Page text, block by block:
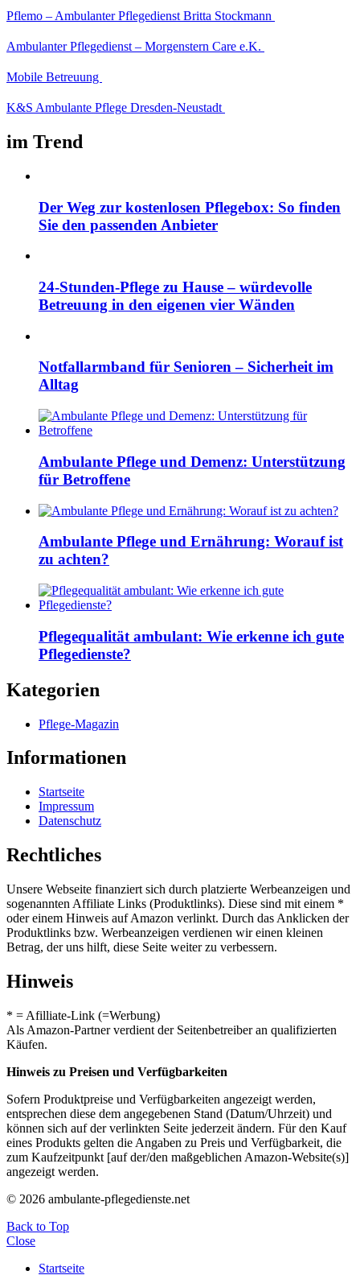
Pflemo – Ambulanter Pflegedienst Britta Stockmann
Ambulanter Pflegedienst – Morgenstern Care e.K.
Mobile Betreuung
K&S Ambulante Pflege Dresden-Neustadt
im Trend
Der Weg zur kostenlosen Pflegebox: So finden
Sie den passenden Anbieter
24-Stunden-Pflege zu Hause – würdevolle
Betreuung in den eigenen vier Wänden
Notfallarmband für Senioren – Sicherheit im
Alltag
Ambulante Pflege und Demenz: Unterstützung
für Betroffene
Ambulante Pflege und Ernährung: Worauf ist
zu achten?
Pflegequalität ambulant: Wie erkenne ich gute
Pflegedienste?
Kategorien
Pflege-Magazin
Informationen
Startseite
Impressum
Datenschutz
Rechtliches
Unsere Webseite finanziert sich durch platzierte Werbeanzeigen und
sogenannten Affiliate Links (Produktlinks). Diese sind mit einem *
oder einem Hinweis auf Amazon verlinkt. Durch das Anklicken der
Produktlinks bzw. Werbeanzeigen verdienen wir einen kleinen
Betrag, der uns hilft, diese Seite weiter zu verbessern.
Hinweis
* = Afilliate-Link (=Werbung)
Als Amazon-Partner verdient der Seitenbetreiber an qualifizierten
Käufen.
Hinweis zu Preisen und Verfügbarkeiten
Sofern Produktpreise und Verfügbarkeiten angezeigt werden,
entsprechen diese dem angegebenen Stand (Datum/Uhrzeit) und
können sich auf der verlinkten Seite jederzeit ändern. Für den Kauf
eines Produkts gelten die Angaben zu Preis und Verfügbarkeit, die
zum Kaufzeitpunkt [auf der/den maßgeblichen Amazon-Website(s)]
angezeigt werden.
© 2026 ambulante-pflegedienste.net
Back to Top
Close
Startseite